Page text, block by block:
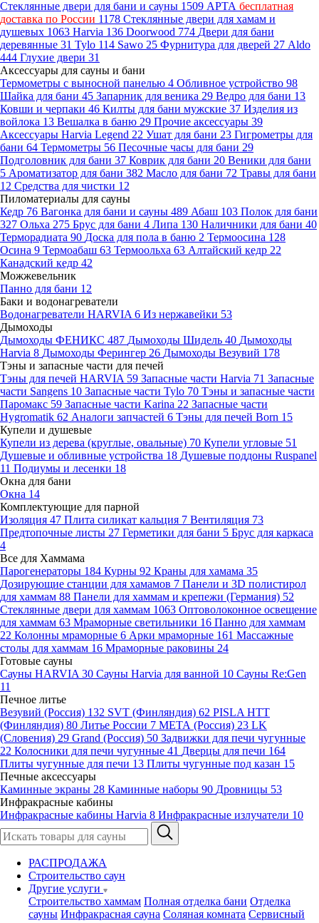
Стеклянные двери для бани и сауны 1509 АРТА бесплатная
доставка по России 1178 Стеклянные двери для хамам и
душевых 1063 Harvia 136 Doorwood 774 Двери для бани
деревянные 31 Tylo 114 Sawo 25 Фурнитура для дверей 27 Aldo
444 Глухие двери 31
Аксессуары для сауны и бани
Термометры с выносной панелью 4 Обливное устройство 98
Шайка для бани 45 Запарник для веника 29 Ведро для бани 13
Ковши и черпаки 46 Килты для бани мужские 37 Изделия из
войлока 13 Вешалка в баню 29 Прочие аксессуары 39
Аксессуары Harvia Legend 22 Ушат для бани 23 Гигрометры для
бани 64 Термометры 56 Песочные часы для бани 29
Подголовник для бани 37 Коврик для бани 20 Веники для бани
5 Ароматизатор для бани 382 Масло для бани 72 Травы для бани
12 Средства для чистки 12
Пиломатериалы для сауны
Кедр 76 Вагонка для бани и сауны 489 Абаш 103 Полок для бани
327 Ольха 275 Брус для бани 4 Липа 130 Наличники для бани 40
Терморадиата 90 Доска для пола в баню 2 Термоосина 128
Осина 9 Термоабаш 63 Термоольха 63 Алтайский кедр 22
Канадский кедр 42
Можжевельник
Панно для бани 12
Баки и водонагреватели
Водонагреватели HARVIA 6 Из нержавейки 53
Дымоходы
Дымоходы ФЕНИКС 487 Дымоходы Шидель 40 Дымоходы
Harvia 8 Дымоходы Ферингер 26 Дымоходы Везувий 178
Тэны и запасные части для печей
Тэны для печей HARVIA 59 Запасные части Harvia 71 Запасные
части Sangens 10 Запасные части Tylo 70 Тэны и запасные части
Паромакс 59 Запасные части Karina 22 Запасные части
Hygromatik 62 Аналоги запчастей 6 Тэны для печей Born 15
Купели и душевые
Купели из дерева (круглые, овальные) 70 Купели угловые 51
Душевые и обливные устройства 18 Душевые поддоны Ruspanel
11 Подиумы и лесенки 18
Окна для бани
Окна 14
Комплектующие для парной
Изоляция 47 Плита силикат кальция 7 Вентиляция 73
Предтопочные листы 27 Герметики для бани 5 Брус для каркаса
4
Все для Хаммама
Парогенераторы 184 Курны 92 Краны для хамама 35
Дозирующие станции для хамамов 7 Панели и 3D полистирол
для хаммам 88 Панели для хаммам и крепежи (Германия) 52
Стеклянные двери для хаммам 1063 Оптоволоконное освещение
для хаммам 63 Мраморные светильники 16 Панно для хаммам
22 Колонны мраморные 6 Арки мраморные 161 Массажные
столы для хаммам 16 Мраморные раковины 24
Готовые сауны
Сауны HARVIA 30 Сауны Harvia для ванной 10 Сауны Re:Gen
11
Печное литье
Везувий (Россия) 132 SVT (Финляндия) 62 PISLA HTT
(Финляндия) 80 Литье России 7 МЕТА (Россия) 23 LK
(Словения) 29 Grand (Россия) 50 Задвижки для печи чугунные
22 Колосники для печи чугунные 41 Дверцы для печи 164
Плиты чугунные для печи 13 Плиты чугунные под казан 15
Печные аксессуары
Каминные экраны 28 Каминные наборы 90 Дровницы 53
Инфракрасные кабины
Инфракрасные кабины Harvia 8 Инфракрасные излучатели 10
РАСПРОДАЖА
Строительство саун
Другие услуги
Строительство хаммам Полная отделка бани Отделка
сауны Инфракрасная сауна Соляная комната Сервисный